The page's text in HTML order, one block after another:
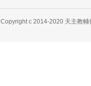
Copyright c 2014-2020 天主教